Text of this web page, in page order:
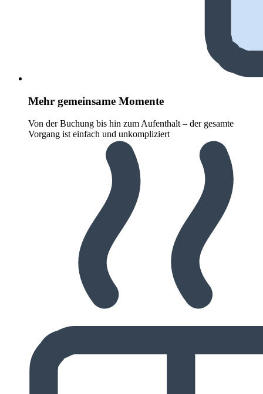
Mehr gemeinsame Momente
Von der Buchung bis hin zum Aufenthalt – der gesamte
Vorgang ist einfach und unkompliziert